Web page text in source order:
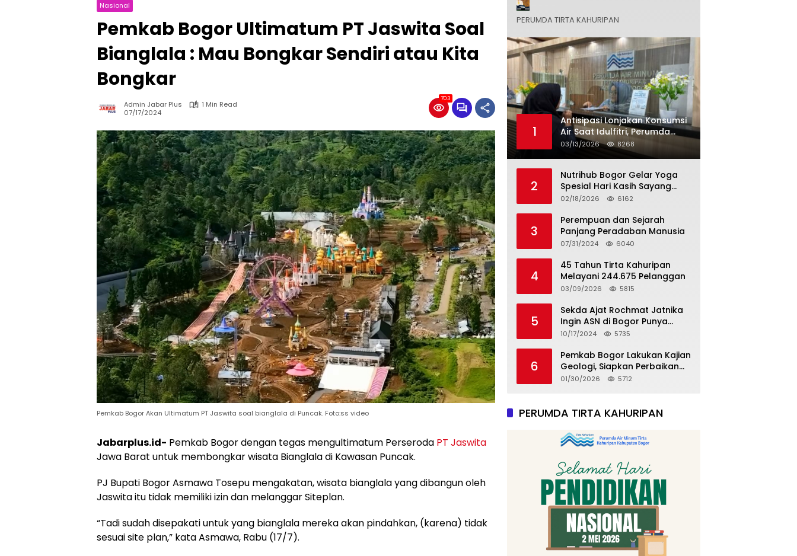
Nasional
Pemkab Bogor Ultimatum PT Jaswita Soal
Bianglala : Mau Bongkar Sendiri atau Kita
Bongkar
Admin Jabar Plus
1 Min Read
07/17/2024
703
Pemkab Bogor Akan Ultimatum PT Jaswita soal bianglala di Puncak. Foto:ss video
Jabarplus.id- Pemkab Bogor dengan tegas mengultimatum Perseroda PT Jaswita
Jawa Barat untuk membongkar wisata Bianglala di Kawasan Puncak.
PJ Bupati Bogor Asmawa Tosepu mengakatan, wisata bianglala yang dibangun oleh
Jaswita itu tidak memiliki izin dan melanggar Siteplan.
“Tadi sudah disepakati untuk yang bianglala mereka akan pindahkan, (karena) tidak
sesuai site plan,” kata Asmawa, Rabu (17/7).
PERUMDA TIRTA KAHURIPAN
1
Antisipasi Lonjakan Konsumsi
Air Saat Idulfitri, Perumda
Tirta Kahuripan Berlakukan
Status Siaga Lebaran
03/13/2026 8268
2
Nutrihub Bogor Gelar Yoga
Spesial Hari Kasih Sayang
Sekaligus Luncurkan
Golden Ube
02/18/2026 6162
3
Perempuan dan Sejarah
Panjang Peradaban Manusia
07/31/2024 6040
4
45 Tahun Tirta Kahuripan
Melayani 244.675 Pelanggan
03/09/2026 5815
5
Sekda Ajat Rochmat Jatnika
Ingin ASN di Bogor Punya
Kualitas
10/17/2024 5735
6
Pemkab Bogor Lakukan Kajian
Geologi, Siapkan Perbaikan
Rumah Korban Pergeseran
01/30/2026 5712
PERUMDA TIRTA KAHURIPAN